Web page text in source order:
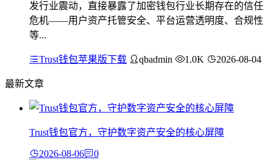
发行业震动，直接暴露了加密钱包行业长期存在的信任
危机——用户资产托管安全、平台运营透明度、合规性
等...
Trust钱包苹果版下载 qbadmin 1.0K 2026-08-04
最新文章
Trust钱包官方，守护数字资产安全的核心屏障
2026-08-06 0